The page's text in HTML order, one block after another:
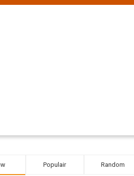
Populair Random